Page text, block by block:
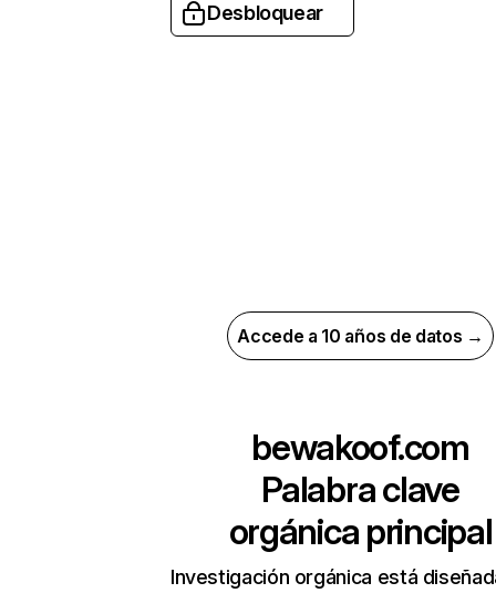
Desbloquear
Accede a 10 años de datos →
bewakoof.com
Palabra clave
orgánica principal
Investigación orgánica está